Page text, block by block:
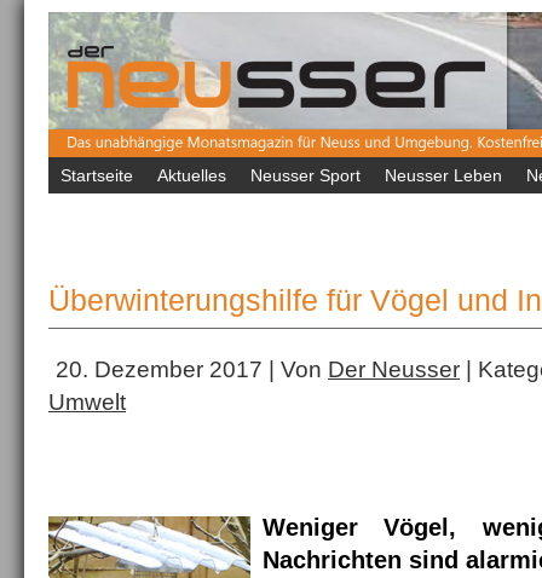
Startseite Aktuelles Neusser Sport Neusser Leben
Überwinterungshilfe für Vögel und
20. Dezember 2017 | Von Der Neusser |
Umwelt
Weniger Vögel,
Nachrichten sind